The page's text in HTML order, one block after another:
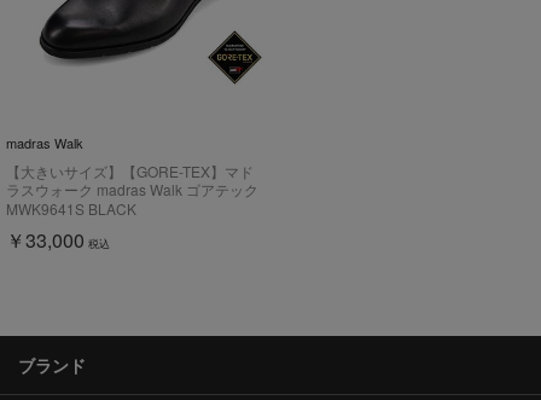
madras Walk
【大きいサイズ】【GORE-TEX】マド
ラスウォーク madras Walk ゴアテック
ス サラウンド フットウェア 外羽根プ
MWK9641S
MWK9641S BLACK
￥33,000 税込
ブランド